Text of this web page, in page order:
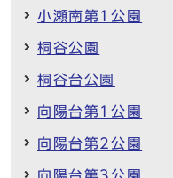
小瀬南第1公園
桐谷公園
桐谷台公園
向陽台第1公園
向陽台第2公園